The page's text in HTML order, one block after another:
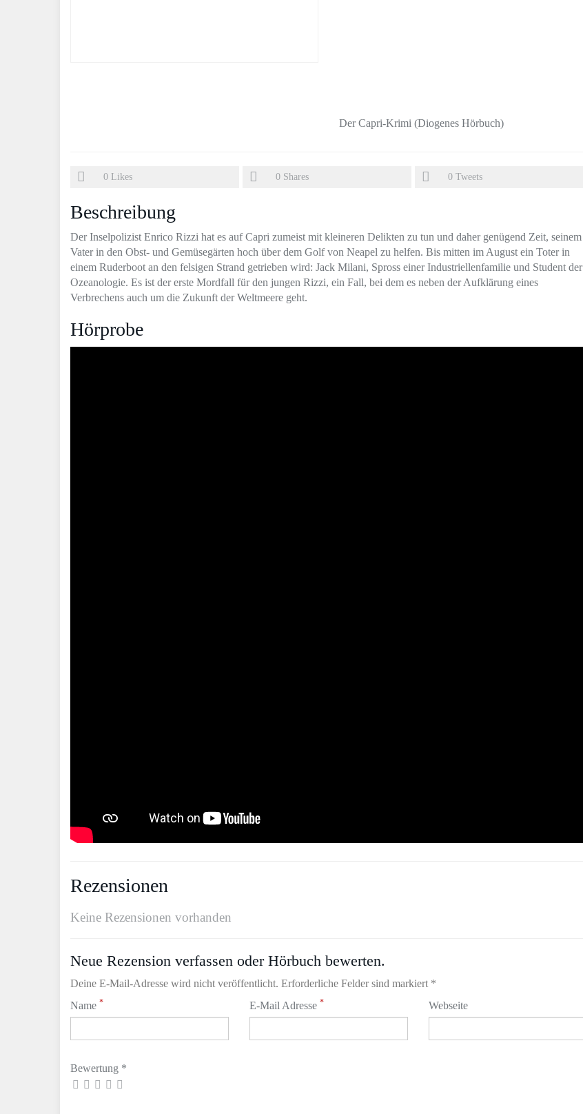
Der Capri-Krimi (Diogenes Hörbuch)
0 Likes 0 Shares 0 Tweets
Beschreibung
Der Inselpolizist Enrico Rizzi hat es auf Capri zumeist mit kleineren Delikten zu tun und daher genügend Zeit, seinem
Vater in den Obst- und Gemüsegärten hoch über dem Golf von Neapel zu helfen. Bis mitten im August ein Toter in
einem Ruderboot an den felsigen Strand getrieben wird: Jack Milani, Spross einer Industriellenfamilie und Student der
Ozeanologie. Es ist der erste Mordfall für den jungen Rizzi, ein Fall, bei dem es neben der Aufklärung eines
Verbrechens auch um die Zukunft der Weltmeere geht.
Hörprobe
Rezensionen
Keine Rezensionen vorhanden
Neue Rezension verfassen oder Hörbuch bewerten.
Deine E-Mail-Adresse wird nicht veröffentlicht. Erforderliche Felder sind markiert *
Name * E-Mail Adresse * Webseite
Bewertung *